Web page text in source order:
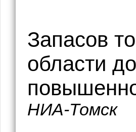
Запасов
области
НИА-Томск